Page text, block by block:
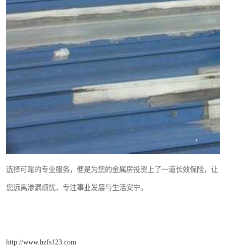
选择可靠的专业服务，便是为您的金属房投资上了一道长效保险，让
您远离渗漏烦忧，专注事业发展与生活安宁。
http://www.hzfs123.com